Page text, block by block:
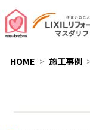
HOME 施工事例